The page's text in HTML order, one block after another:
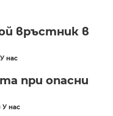
връстник в
У нас
при опасни
У нас